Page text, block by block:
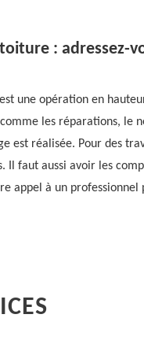
: adressez-
une opération en
les réparations, le
est réalisée. Pour des
Il faut aussi avoir les
appel à un